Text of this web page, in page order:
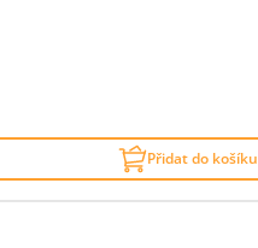
Přidat do košíku